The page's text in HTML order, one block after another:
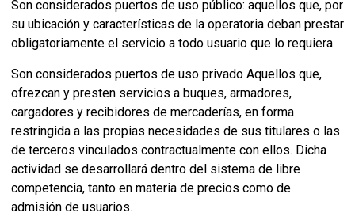
Son considerados puertos de uso público: aquellos que, por
su ubicación y características de la operatoria deban prestar
obligatoriamente el servicio a todo usuario que lo requiera.
Son considerados puertos de uso privado Aquellos que,
ofrezcan y presten servicios a buques, armadores,
cargadores y recibidores de mercaderías, en forma
restringida a las propias necesidades de sus titulares o las
de terceros vinculados contractualmente con ellos. Dicha
actividad se desarrollará dentro del sistema de libre
competencia, tanto en materia de precios como de
admisión de usuarios.